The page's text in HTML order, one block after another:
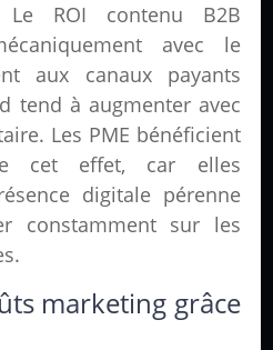
ROI contenu B2B
avec le
aux canaux payants
tend à augmenter avec
Les PME bénéficient
cet effet, car elles
digitale pérenne
constamment sur les
marketing grâce